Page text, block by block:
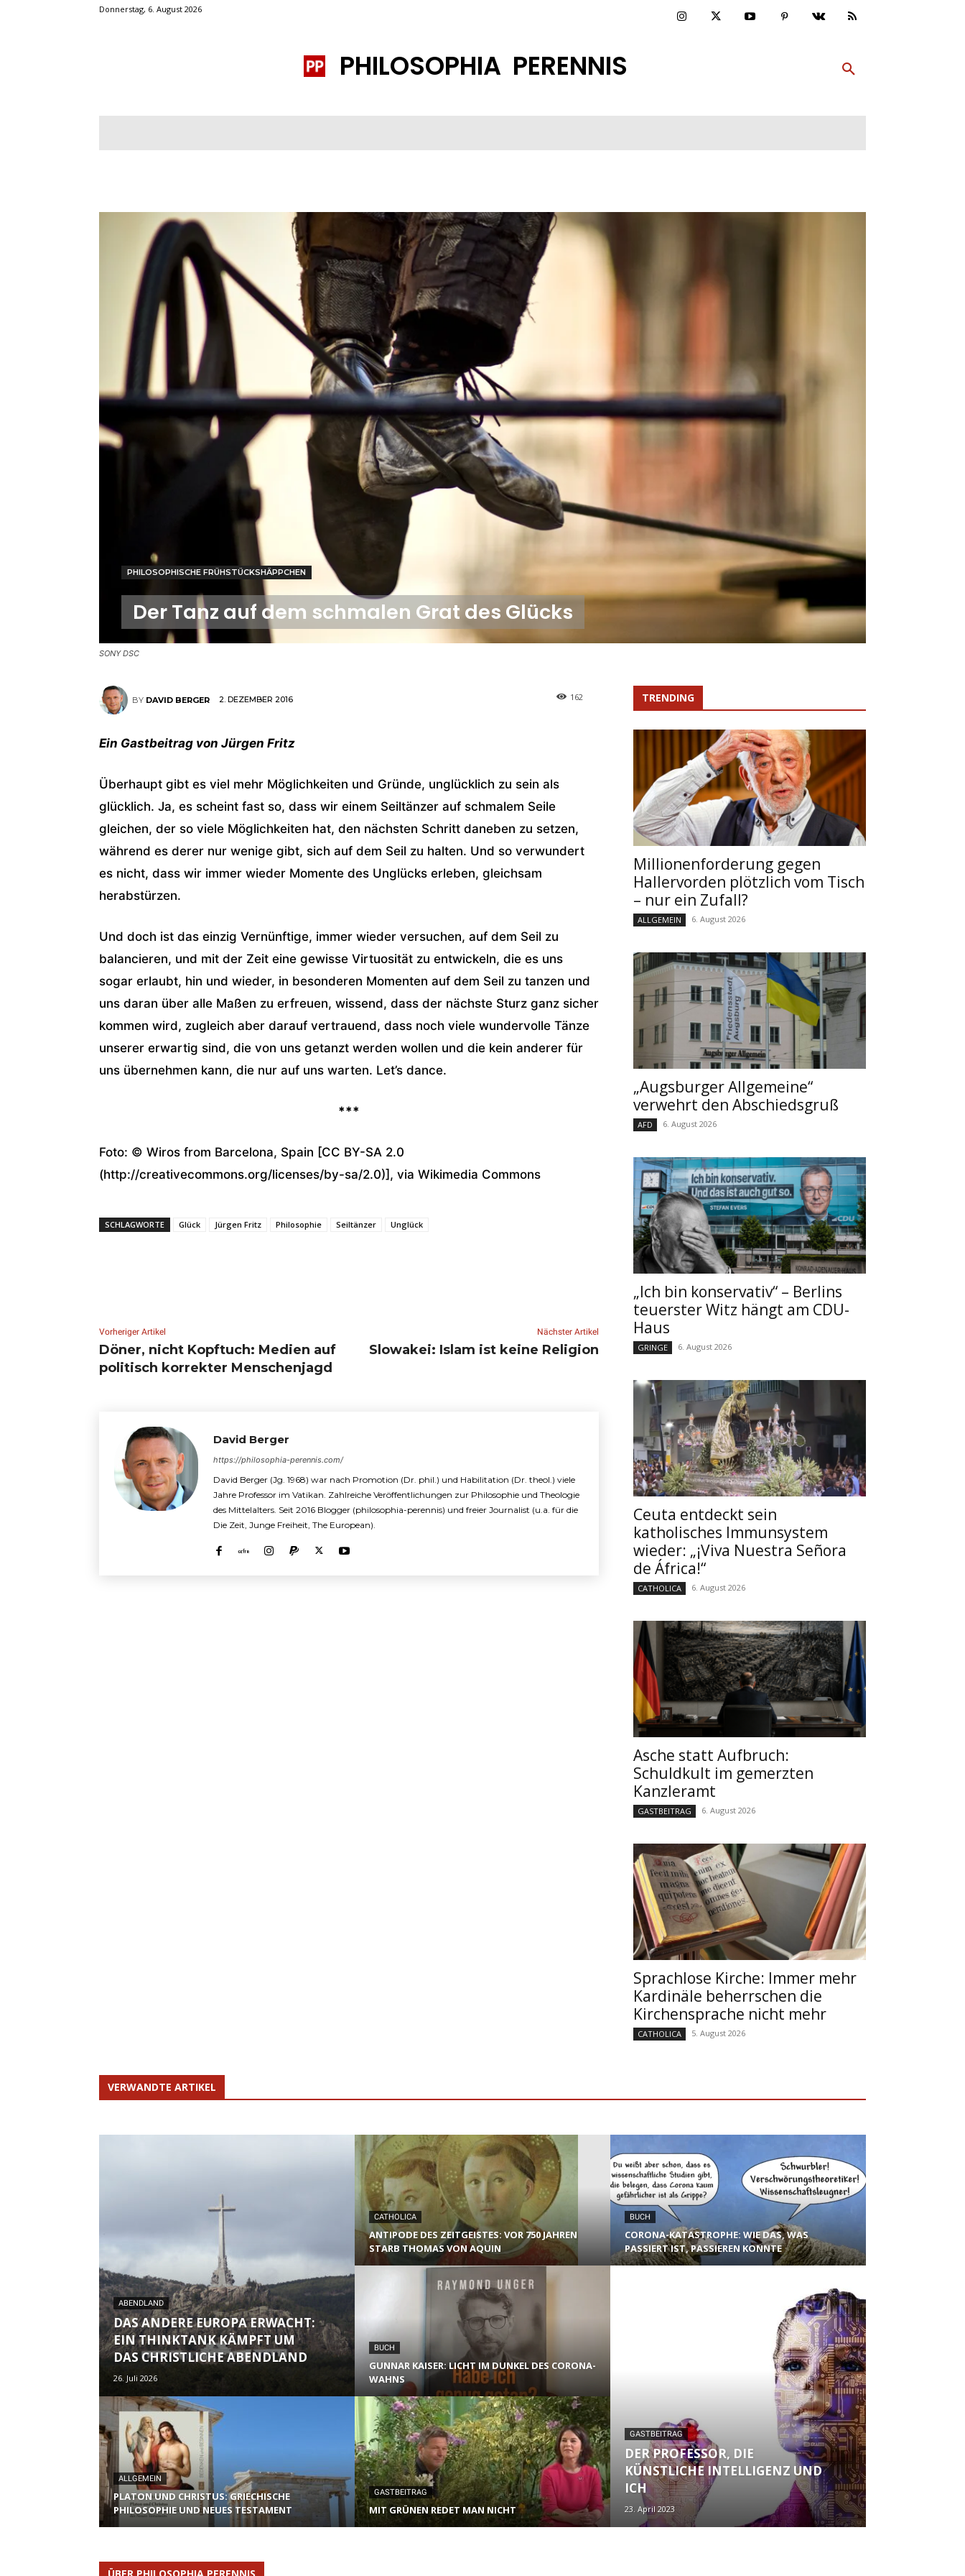
Donnerstag, 6. August 2026
PHILOSOPHIA PERENNIS
SONY DSC
PHILOSOPHISCHE FRÜHSTÜCKSHÄPPCHEN
Der Tanz auf dem schmalen Grat des Glücks
BY DAVID BERGER 2. DEZEMBER 2016 162
Ein Gastbeitrag von Jürgen Fritz
Überhaupt gibt es viel mehr Möglichkeiten und Gründe, unglücklich zu sein als
glücklich. Ja, es scheint fast so, dass wir einem Seiltänzer auf schmalem Seile
gleichen, der so viele Möglichkeiten hat, den nächsten Schritt daneben zu setzen,
während es derer nur wenige gibt, sich auf dem Seil zu halten. Und so verwundert
es nicht, dass wir immer wieder Momente des Unglücks erleben, gleichsam
herabstürzen.
Und doch ist das einzig Vernünftige, immer wieder versuchen, auf dem Seil zu
balancieren, und mit der Zeit eine gewisse Virtuosität zu entwickeln, die es uns
sogar erlaubt, hin und wieder, in besonderen Momenten auf dem Seil zu tanzen und
uns daran über alle Maßen zu erfreuen, wissend, dass der nächste Sturz ganz sicher
kommen wird, zugleich aber darauf vertrauend, dass noch viele wundervolle Tänze
unserer erwartig sind, die von uns getanzt werden wollen und die kein anderer für
uns übernehmen kann, die nur auf uns warten. Let’s dance.
***
Foto: © Wiros from Barcelona, Spain [CC BY-SA 2.0
(http://creativecommons.org/licenses/by-sa/2.0)], via Wikimedia Commons
SCHLAGWORTE Glück Jürgen Fritz Philosophie Seiltänzer Unglück
Vorheriger Artikel
Döner, nicht Kopftuch: Medien auf
politisch korrekter Menschenjagd
Nächster Artikel
Slowakei: Islam ist keine Religion
David Berger
https://philosophia-perennis.com/
David Berger (Jg. 1968) war nach Promotion (Dr. phil.) und Habilitation (Dr. theol.) viele
Jahre Professor im Vatikan. Zahlreiche Veröffentlichungen zur Philosophie und Theologie
des Mittelalters. Seit 2016 Blogger (philosophia-perennis) und freier Journalist (u.a. für die
Die Zeit, Junge Freiheit, The European).
TRENDING
Millionenforderung gegen
Hallervorden plötzlich vom Tisch
– nur ein Zufall?
ALLGEMEIN 6. August 2026
„Augsburger Allgemeine“
verwehrt den Abschiedsgruß
AFD 6. August 2026
„Ich bin konservativ“ – Berlins
teuerster Witz hängt am CDU-
Haus
GRINGE 6. August 2026
Ceuta entdeckt sein
katholisches Immunsystem
wieder: „¡Viva Nuestra Señora
de África!“
CATHOLICA 6. August 2026
Asche statt Aufbruch:
Schuldkult im gemerzten
Kanzleramt
GASTBEITRAG 6. August 2026
Sprachlose Kirche: Immer mehr
Kardinäle beherrschen die
Kirchensprache nicht mehr
CATHOLICA 5. August 2026
VERWANDTE ARTIKEL
ABENDLAND
DAS ANDERE EUROPA ERWACHT:
EIN THINKTANK KÄMPFT UM
DAS CHRISTLICHE ABENDLAND
26. Juli 2026
ALLGEMEIN
PLATON UND CHRISTUS: GRIECHISCHE
PHILOSOPHIE UND NEUES TESTAMENT
CATHOLICA
ANTIPODE DES ZEITGEISTES: VOR 750 JAHREN
STARB THOMAS VON AQUIN
BUCH
GUNNAR KAISER: LICHT IM DUNKEL DES CORONA-
WAHNS
GASTBEITRAG
MIT GRÜNEN REDET MAN NICHT
BUCH
CORONA-KATASTROPHE: WIE DAS, WAS
PASSIERT IST, PASSIEREN KONNTE
GASTBEITRAG
DER PROFESSOR, DIE
KÜNSTLICHE INTELLIGENZ UND
ICH
23. April 2023
ÜBER PHILOSOPHIA PERENNIS